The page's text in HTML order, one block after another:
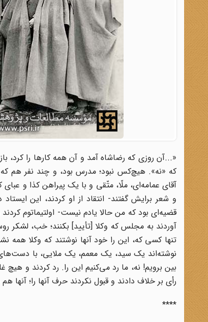
«...آن روزی که رضاشاه آمد و آن همه کارها را
که «نه». هیچ‌کس نبود؛ مدرس بود، و چند نفر هم
آقای عمامه‌ای، ملّا، متّقی و با یک پیراهن کذا و
و شعر برایش گفتند- انتقاد از او کردند، این
قضیه‌ای بود که من حالا یادم نیست- اولتیماتوم
آوردند به مجلس که وکلا [تأیید] بکنند؛ خب، لشکر
تنها کسی که، این را خود آنها نوشتند که وکلا
نوشته‌اند یک سید، یک معمم، یک ملایی، با
بین برویم! نه، ما رد می‌کنیم این را. رد کردند و
رأی بر خلاف دادند و قبول نکردند حرف آنها را؛ آنها
****